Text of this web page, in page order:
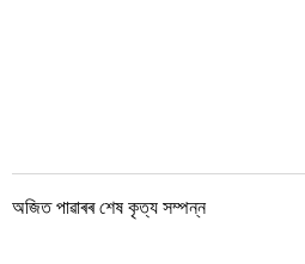
অজিত পাৱাৰৰ শেষ কৃত্য সম্পন্ন